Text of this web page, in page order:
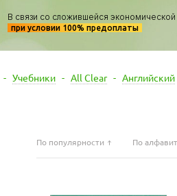
В связи со сложившейся экономической
при условии 100% предоплаты
- Учебники - All Clear - Английский
По популярности По